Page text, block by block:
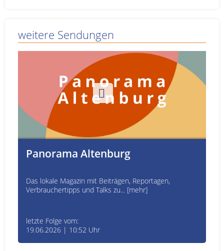
weitere Sendungen
Panorama Altenburg
Das lokale Magazin mit Beiträgen, Reportagen,
Verbrauchertipps und Talks zu... [mehr]
letzte Folge vom:
19.06.2026 | 10:52 Uhr